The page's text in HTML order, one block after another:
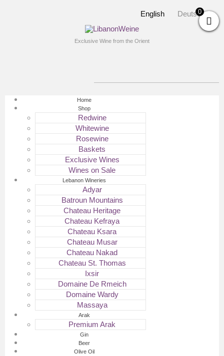
English Deutsch
Exclusive Wine from the Orient
Home
Shop
Redwine
Whitewine
Rosewine
Baskets
Exclusive Wines
Wines on Sale
Lebanon Wineries
Adyar
Batroun Mountains
Chateau Heritage
Chateau Kefraya
Chateau Ksara
Chateau Musar
Chateau Nakad
Chateau St. Thomas
Ixsir
Domaine De Rmeich
Domaine Wardy
Massaya
Arak
Premium Arak
Gin
Beer
Olive Oil
0